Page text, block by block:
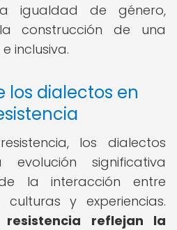
igualdad de género,
construcción de una
inclusiva.
los dialectos en
los dialectos
evolución significativa
la interacción entre
culturas y experiencias.
reflejan la